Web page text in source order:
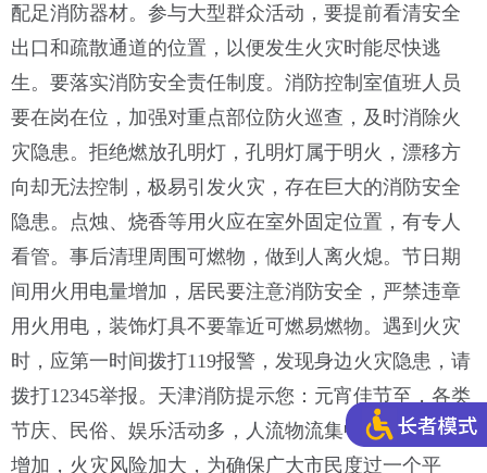
配足消防器材。参与大型群众活动，要提前看清安全
出口和疏散通道的位置，以便发生火灾时能尽快逃
生。要落实消防安全责任制度。消防控制室值班人员
要在岗在位，加强对重点部位防火巡查，及时消除火
灾隐患。拒绝燃放孔明灯，孔明灯属于明火，漂移方
向却无法控制，极易引发火灾，存在巨大的消防安全
隐患。点烛、烧香等用火应在室外固定位置，有专人
看管。事后清理周围可燃物，做到人离火熄。节日期
间用火用电量增加，居民要注意消防安全，严禁违章
用火用电，装饰灯具不要靠近可燃易燃物。遇到火灾
时，应第一时间拨打119报警，发现身边火灾隐患，请
拨打12345举报。天津消防提示您：元宵佳节至，各类
节庆、民俗、娱乐活动多，人流物流集中，致灾因素
增加，火灾风险加大，为确保广大市民度过一个平